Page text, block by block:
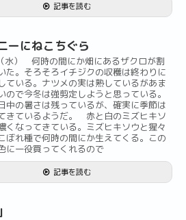
記事を読む
ーにねこちぐら
水） 何時の間にか畑にあるザクロが割
た。そろそろイチジクの収穫は終わりに
ている。ナツメの実は熟しているがあま
ので今冬は強剪定しようと思っている。
中の暑さは残っているが、確実に季節は
きているようだ。 赤と白のミズヒキソ
くなってきている。ミズヒキソウと猩々
ぼれ種で何時の間にか生えてくる。この
に一役買ってくれるので
記事を読む